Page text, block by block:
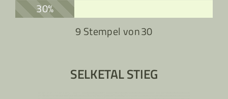
30%
9 Stempel von30
SELKETAL STIEG